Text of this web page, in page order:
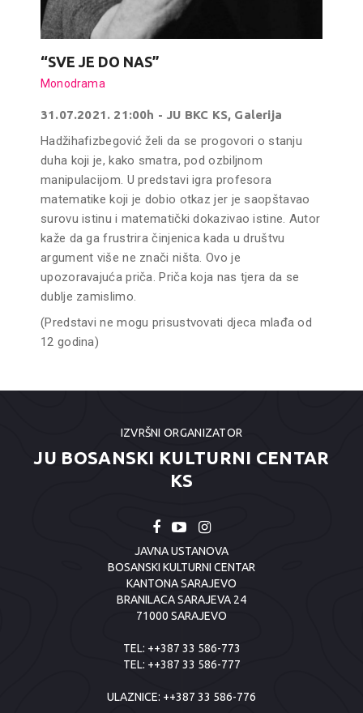
“SVE JE DO NAS”
Monodrama
31.07.2021. 21:00h - JU BKC KS, Galerija
Hadžihafizbegović želi da se progovori o stanju
duha koji je, kako smatra, pod ozbiljnom
manipulacijom. U predstavi igra profesora
matematike koji je dobio otkaz jer je saopštavao
surovu istinu i matematički dokazivao istine. Autor
kaže da ga frustrira činjenica kada u društvu
argument više ne znači ništa. Ovo je
upozoravajuća priča. Priča koja nas tjera da se
dublje zamislimo.
(Predstavi ne mogu prisustvovati djeca mlađa od
12 godina)
IZVRŠNI ORGANIZATOR
JU BOSANSKI KULTURNI CENTAR
KS
JAVNA USTANOVA
BOSANSKI KULTURNI CENTAR
KANTONA SARAJEVO
BRANILACA SARAJEVA 24
71000 SARAJEVO
TEL: ++387 33 586-773
TEL: ++387 33 586-777
ULAZNICE: ++387 33 586-776